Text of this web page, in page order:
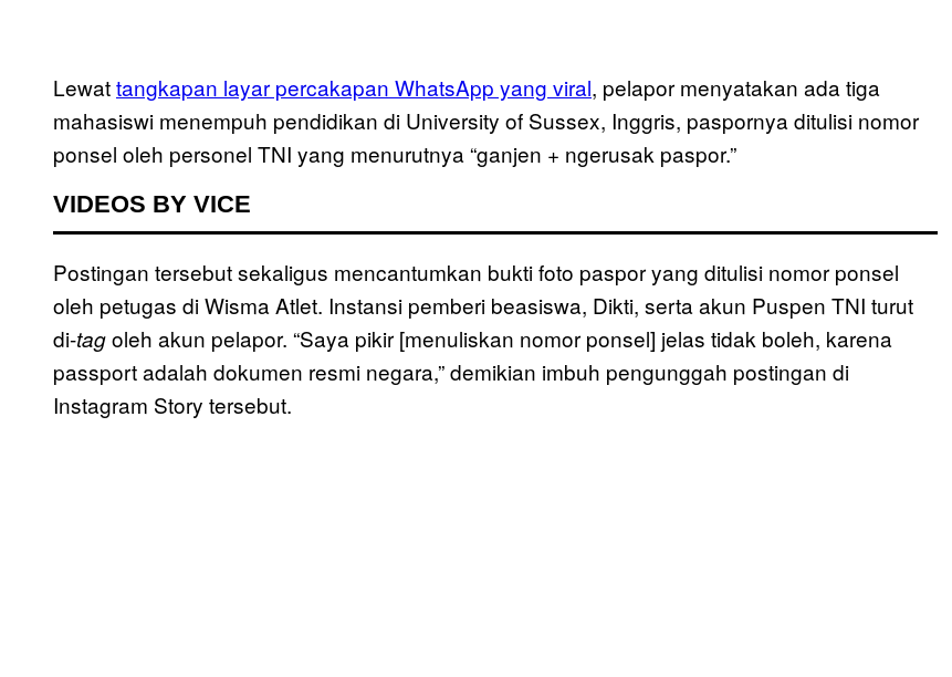
Lewattangkapan layar percakapan WhatsApp yang viral, pelapor menyatakan ada tiga
mahasiswi menempuh pendidikan di University of Sussex, Inggris, paspornya ditulisi nomor
ponsel oleh personel TNI yang menurutnya “ganjen + ngerusak paspor.”
VIDEOS BY VICE
Postingan tersebut sekaligus mencantumkan bukti foto paspor yang ditulisi nomor ponsel
oleh petugas di Wisma Atlet. Instansi pemberi beasiswa, Dikti, serta akun Puspen TNI turut
di-tagoleh akun pelapor. “Saya pikir [menuliskan nomor ponsel] jelas tidak boleh, karena
passport adalah dokumen resmi negara,” demikian imbuh pengunggah postingan di
Instagram Story tersebut.